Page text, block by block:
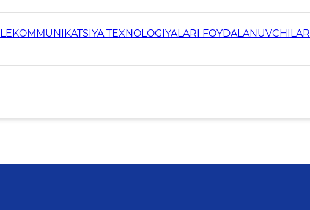
TEXNOLOGIYALARI FOYDALANUVCHILARI